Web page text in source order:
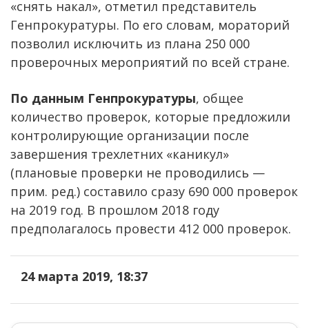
«снять накал», отметил представитель
Генпрокуратуры. По его словам, мораторий
позволил исключить из плана 250 000
проверочных мероприятий по всей стране.
По данным Генпрокуратуры, общее
количество проверок, которые предложили
контролирующие организации после
завершения трехлетних «каникул»
(плановые проверки не проводились —
прим. ред.) составило сразу 690 000 проверок
на 2019 год. В прошлом 2018 году
предполагалось провести 412 000 проверок.
24 марта 2019, 18:37